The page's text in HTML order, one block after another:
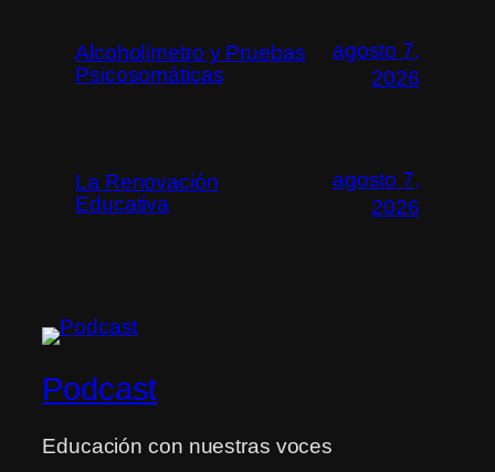
Alcoholímetro y Pruebas
Psicosomáticas
agosto 7,
2026
La Renovación
Educativa
agosto 7,
2026
Podcast
Educación con nuestras voces